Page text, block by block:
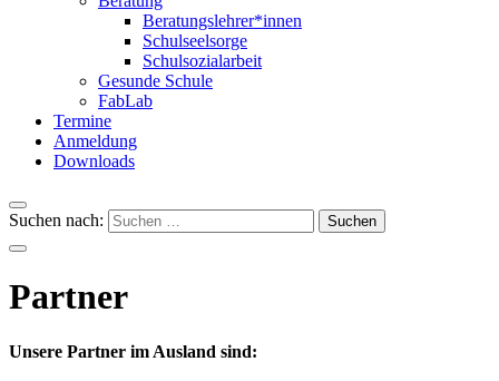
Beratungslehrer*innen
Schulseelsorge
Schulsozialarbeit
Gesunde Schule
FabLab
Termine
Anmeldung
Downloads
Suchen nach:
Partner
Unsere Partner im Ausland sind: